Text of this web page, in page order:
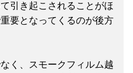
引き起こされることがほ
要となってくるのが後方
く、スモークフィルム越